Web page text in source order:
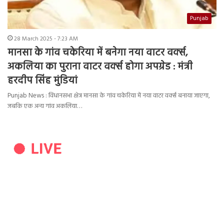
Punjab
28 March 2025 - 7:23 AM
मानसा के गांव चकेरिया में बनेगा नया वाटर वर्क्स,
अकलिया का पुराना वाटर वर्क्स होगा अपग्रेड : मंत्री
हरदीप सिंह मुंडियां
Punjab News : विधानसभा क्षेत्र मानसा के गांव चकेरिया में नया वाटर वर्क्स बनाया जाएगा,
जबकि एक अन्य गांव अकलिया…